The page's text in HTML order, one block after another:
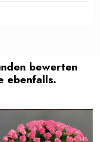
bewerten
ebenfalls.